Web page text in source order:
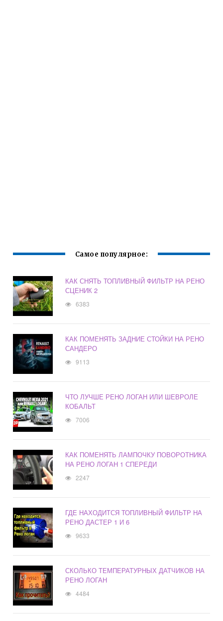
Самое популярное:
КАК СНЯТЬ ТОПЛИВНЫЙ ФИЛЬТР НА РЕНО
СЦЕНИК 2
6383
КАК ПОМЕНЯТЬ ЗАДНИЕ СТОЙКИ НА РЕНО
САНДЕРО
9113
ЧТО ЛУЧШЕ РЕНО ЛОГАН ИЛИ ШЕВРОЛЕ
КОБАЛЬТ
7006
КАК ПОМЕНЯТЬ ЛАМПОЧКУ ПОВОРОТНИКА
НА РЕНО ЛОГАН 1 СПЕРЕДИ
2247
ГДЕ НАХОДИТСЯ ТОПЛИВНЫЙ ФИЛЬТР НА
РЕНО ДАСТЕР 1 И 6
9633
СКОЛЬКО ТЕМПЕРАТУРНЫХ ДАТЧИКОВ НА
РЕНО ЛОГАН
4484